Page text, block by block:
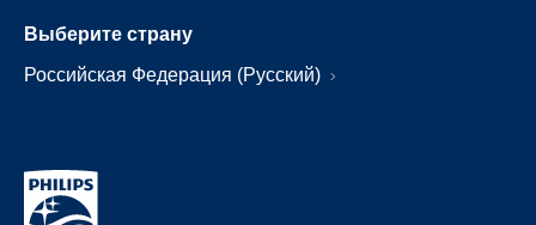
Выберите страну
Российская Федерация (Русский)